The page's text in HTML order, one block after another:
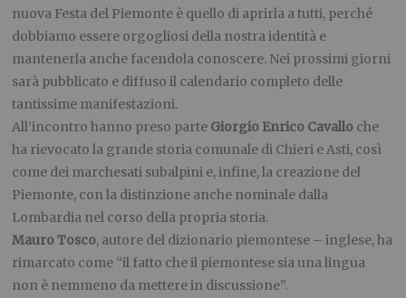
nuova Festa del Piemonte è quello di aprirla a tutti, perché
dobbiamo essere orgogliosi della nostra identità e
mantenerla anche facendola conoscere. Nei prossimi giorni
sarà pubblicato e diffuso il calendario completo delle
tantissime manifestazioni.
All’incontro hanno preso parte Giorgio Enrico Cavallo che
ha rievocato la grande storia comunale di Chieri e Asti, così
come dei marchesati subalpini e, infine, la creazione del
Piemonte, con la distinzione anche nominale dalla
Lombardia nel corso della propria storia.
Mauro Tosco, autore del dizionario piemontese – inglese, ha
rimarcato come “il fatto che il piemontese sia una lingua
non è nemmeno da mettere in discussione”.